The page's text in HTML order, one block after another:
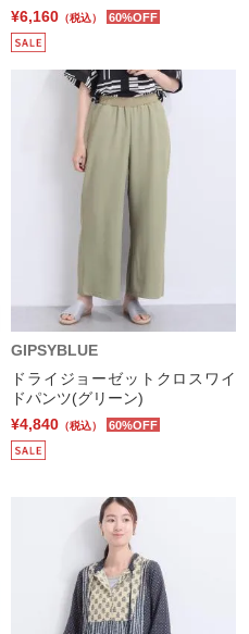
¥6,160 （税込） 60%OFF
GIPSYBLUE
ドライジョーゼットクロスワイ
ドパンツ(グリーン)
¥4,840 （税込） 60%OFF